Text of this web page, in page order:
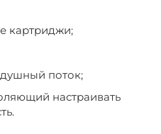
картриджи;
поток;
настраивать